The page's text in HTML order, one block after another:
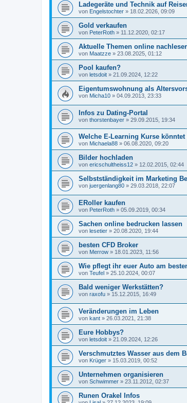
Ladegeräte und Technik auf
von Engelstochter » 18.02.2026, 09:09
Gold verkaufen
von PeterRoth » 11.12.2020, 02:17
Aktuelle Themen online
von Maatzze » 23.08.2025, 01:12
Pool kaufen?
von letsdoit » 21.09.2024, 12:22
Eigentumswohnung als
von Micha10 » 04.09.2013, 23:33
Infos zu Dating-Portal
von thorstenbayer » 29.09.2015, 19:34
Welche E-Learning Kurse
von Michaela88 » 06.08.2020, 09:20
Bilder hochladen
von ericschultheiss12 » 12.02.2015, 02:44
Selbstständigkeit im Marketing
von juergenlang80 » 29.03.2018, 22:07
ERoller kaufen
von PeterRoth » 05.09.2019, 00:34
Sachen online bedrucken lassen
von lesetier » 20.08.2020, 19:44
besten CFD Broker
von Merrow » 18.01.2023, 11:56
Wie pflegt ihr euer Auto am
von Teufel » 25.10.2024, 00:07
Bald weniger Werkstätten?
von raxofu » 15.12.2015, 16:49
Veränderungen im Leben
von kant » 26.03.2021, 21:38
Eure Hobbys?
von letsdoit » 21.09.2024, 12:26
Verschmutztes Wasser aus dem
von Krüger » 15.03.2019, 00:52
Unternehmen organisieren
von Schwimmer » 23.11.2012, 02:37
Runen Orakel Infos